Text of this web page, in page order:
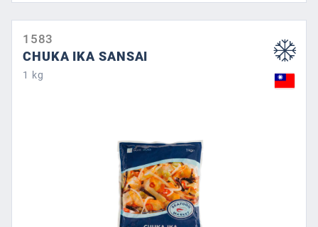
1583
CHUKA IKA SANSAI
1 kg